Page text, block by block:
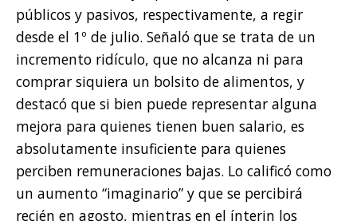
públicos y pasivos, respectivamente, a regir
desde el 1º de julio. Señaló que se trata de un
incremento ridículo, que no alcanza ni para
comprar siquiera un bolsito de alimentos, y
destacó que si bien puede representar alguna
mejora para quienes tienen buen salario, es
absolutamente insuficiente para quienes
perciben remuneraciones bajas. Lo calificó como
un aumento “imaginario” y que se percibirá
recién en agosto, mientras en el ínterin los